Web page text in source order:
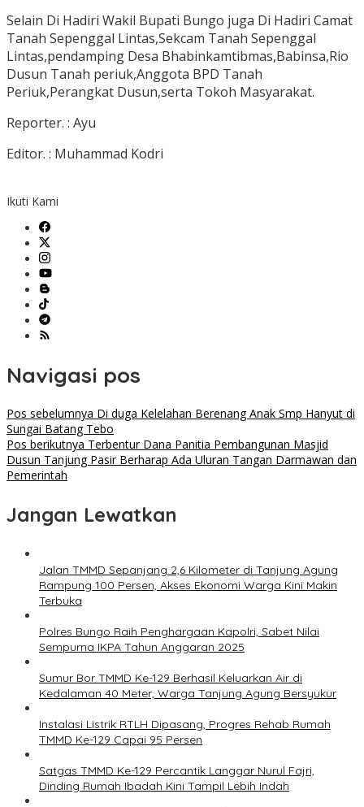
Selain Di Hadiri Wakil Bupati Bungo juga Di Hadiri Camat
Tanah Sepenggal Lintas,Sekcam Tanah Sepenggal
Lintas,pendamping Desa Bhabinkamtibmas,Babinsa,Rio
Dusun Tanah periuk,Anggota BPD Tanah
Periuk,Perangkat Dusun,serta Tokoh Masyarakat.
Reporter. : Ayu
Editor. : Muhammad Kodri
Ikuti Kami
Navigasi pos
Pos sebelumnya Di duga Kelelahan Berenang Anak Smp Hanyut di
Sungai Batang Tebo
Pos berikutnya Terbentur Dana Panitia Pembangunan Masjid
Dusun Tanjung Pasir Berharap Ada Uluran Tangan Darmawan dan
Pemerintah
Jangan Lewatkan
Jalan TMMD Sepanjang 2,6 Kilometer di Tanjung Agung
Rampung 100 Persen, Akses Ekonomi Warga Kini Makin
Terbuka
Polres Bungo Raih Penghargaan Kapolri, Sabet Nilai
Sempurna IKPA Tahun Anggaran 2025
Sumur Bor TMMD Ke-129 Berhasil Keluarkan Air di
Kedalaman 40 Meter, Warga Tanjung Agung Bersyukur
Instalasi Listrik RTLH Dipasang, Progres Rehab Rumah
TMMD Ke-129 Capai 95 Persen
Satgas TMMD Ke-129 Percantik Langgar Nurul Fajri,
Dinding Rumah Ibadah Kini Tampil Lebih Indah